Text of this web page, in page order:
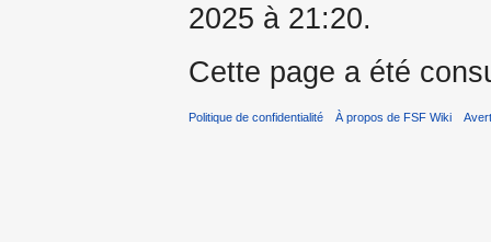
2025 à 21:20.
Cette page a été
Politique de confidentialité À propos de FSF Wiki